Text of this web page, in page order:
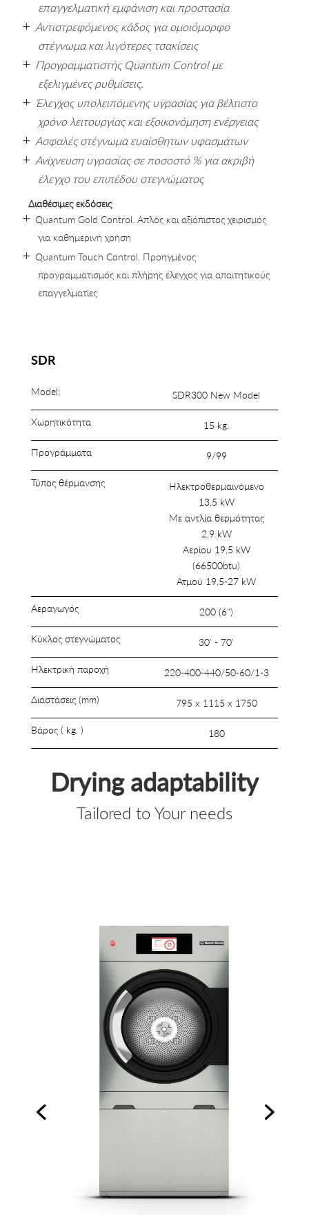
επαγγελματική εμφάνιση και προστασία
Αντιστρεφόμενος κάδος για ομοιόμορφο
στέγνωμα και λιγότερες τσακίσεις
Προγραμματιστής Quantum Control με
εξελιγμένες ρυθμίσεις.
Έλεγχος υπολειπόμενης υγρασίας για βέλτιστο
χρόνο λειτουργίας και εξοικονόμηση ενέργειας
Ασφαλές στέγνωμα ευαίσθητων υφασμάτων
Ανίχνευση υγρασίας σε ποσοστό % για ακριβή
έλεγχο του επιπέδου στεγνώματος
Διαθέσιμες εκδόσεις
Quantum Gold Control. Απλός και αξιόπιστος χειρισμός
για καθημερινή χρήση
Quantum Touch Control. Προηγμένος
προγραμματισμός και πλήρης έλεγχος για απαιτητικούς
επαγγελματίες
SDR
Model:
Χωρητικότητα
Προγράμματα
Τύπος θέρμανσης
Αεραγωγός
Κύκλος στεγνώματος
Ηλεκτρική παροχή
Διαστάσεις (mm)
Βάρος ( kg. )
SDR300 New Model
15 kg.
9/99
Ηλεκτροθερμαινόμενο
13,5 kW
Με αντλία θερμότητας
2,9 kW
Αερίου 19,5 kW
(66500btu)
Ατμού 19,5-27 kW
200 (6")
30' - 70'
220-400-440/50-60/1-3
795 x 1115 x 1750
180
Drying adaptability
Tailored to Your needs